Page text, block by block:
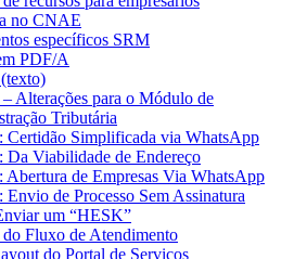
no CNAE
específicos SRM
PDF/A
(texto)
Alterações para o Módulo de
Tributária
Certidão Simplificada via WhatsApp
Da Viabilidade de Endereço
Abertura de Empresas Via WhatsApp
Envio de Processo Sem Assinatura
um “HESK”
Fluxo de Atendimento
do Portal de Serviços